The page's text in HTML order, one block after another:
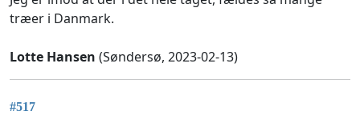
træer i Danmark.
Lotte Hansen (Søndersø, 2023-02-13)
#517